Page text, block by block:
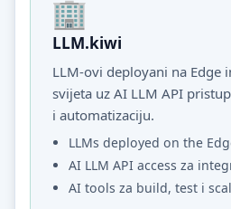
LLM.kiwi
LLM-ovi deployani na
svijeta uz AI LLM API
i automatizaciju.
LLMs deployed on the
AI LLM API access za
AI tools za build, test i